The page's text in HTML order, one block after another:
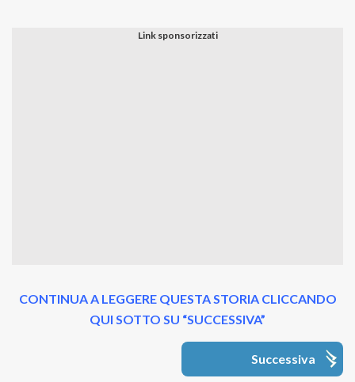
CONTINUA A LEGGERE QUESTA STORIA CLICCANDO
QUI SOTTO SU “SUCCESSIVA”
Successiva